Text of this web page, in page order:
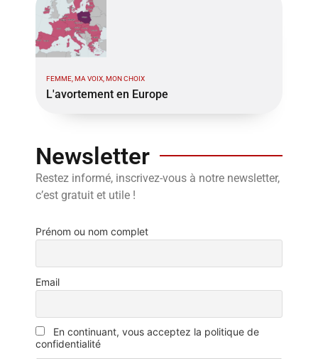
FEMME, MA VOIX, MON CHOIX
L'avortement en Europe
Newsletter
Restez informé, inscrivez-vous à notre newsletter,
c’est gratuit et utile !
Prénom ou nom complet
Email
En continuant, vous acceptez la politique de
confidentialité